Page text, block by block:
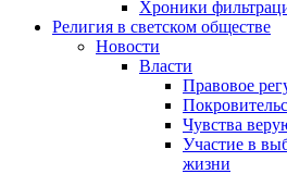
Хроники
Религия в светском обществе
Новости
Власти
Правовое
Чувства
Участие в
жизни